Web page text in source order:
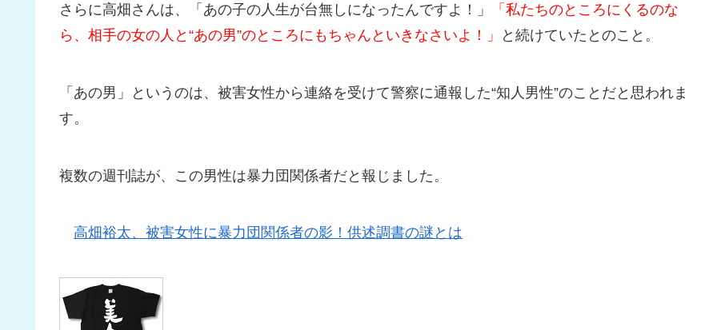
さらに高畑さんは、「あの子の人生が台無しになったんですよ！」
「私たちのところにくるのな
ら、相手の女の人と“あの男”のところにもちゃんといきなさいよ！」
と続けていたとのこと。
「あの男」というのは、被害女性から連絡を受けて警察に通報した“知人男性”のことだと思われま
す。
複数の週刊誌が、この男性は暴力団関係者だと報じました。
高畑裕太、被害女性に暴力団関係者の影！供述調書の謎とは